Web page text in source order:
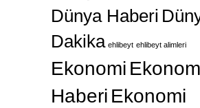
Dünya Haberi
Dakika ehlibeyt ehlibeyt alimleri
Ekonomi
Haberi Ekonomi